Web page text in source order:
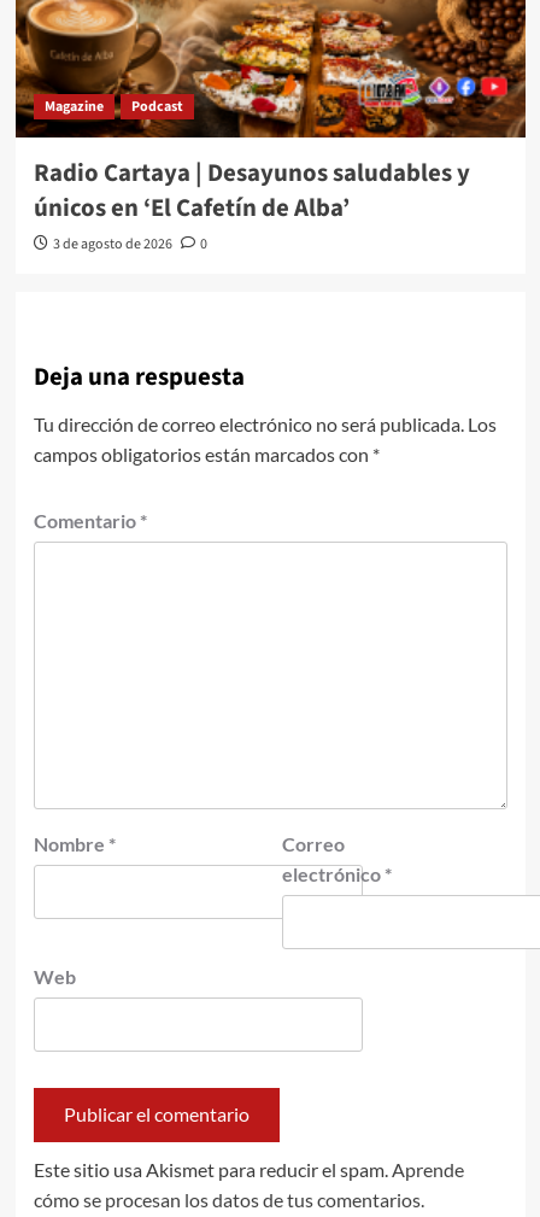
Magazine Podcast
Radio Cartaya | Desayunos saludables y
únicos en ‘El Cafetín de Alba’
3 de agosto de 2026 0
Deja una respuesta
Tu dirección de correo electrónico no será publicada. Los
campos obligatorios están marcados con *
Comentario *
Nombre *
Correo
electrónico *
Web
Este sitio usa Akismet para reducir el spam. Aprende
cómo se procesan los datos de tus comentarios.